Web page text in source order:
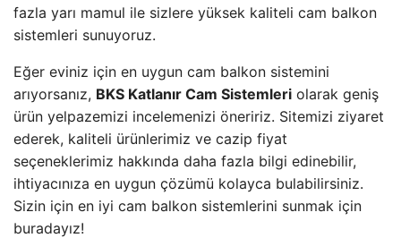
fazla yarı mamul ile sizlere yüksek kaliteli cam balkon
sistemleri sunuyoruz.
Eğer eviniz için en uygun cam balkon sistemini
arıyorsanız, BKS Katlanır Cam Sistemleri olarak geniş
ürün yelpazemizi incelemenizi öneririz. Sitemizi ziyaret
ederek, kaliteli ürünlerimiz ve cazip fiyat
seçeneklerimiz hakkında daha fazla bilgi edinebilir,
ihtiyacınıza en uygun çözümü kolayca bulabilirsiniz.
Sizin için en iyi cam balkon sistemlerini sunmak için
buradayız!